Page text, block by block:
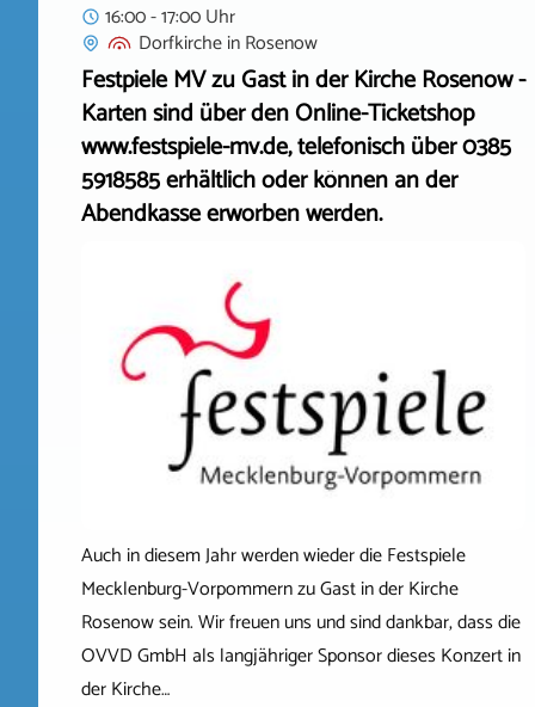
16:00 - 17:00 Uhr
DorfkircheinRosenow
Festpiele MV zu Gast in der Kirche Rosenow -
Karten sind über den Online-Ticketshop
www.festspiele-mv.de, telefonisch über 0385
5918585 erhältlich oder können an der
Abendkasse erworben werden.
Auch in diesem Jahr werden wieder die Festspiele
Mecklenburg-Vorpommern zu Gast in der Kirche
Rosenow sein. Wir freuen uns und sind dankbar, dass die
OVVD GmbH als langjähriger Sponsor dieses Konzert in
der Kirche…